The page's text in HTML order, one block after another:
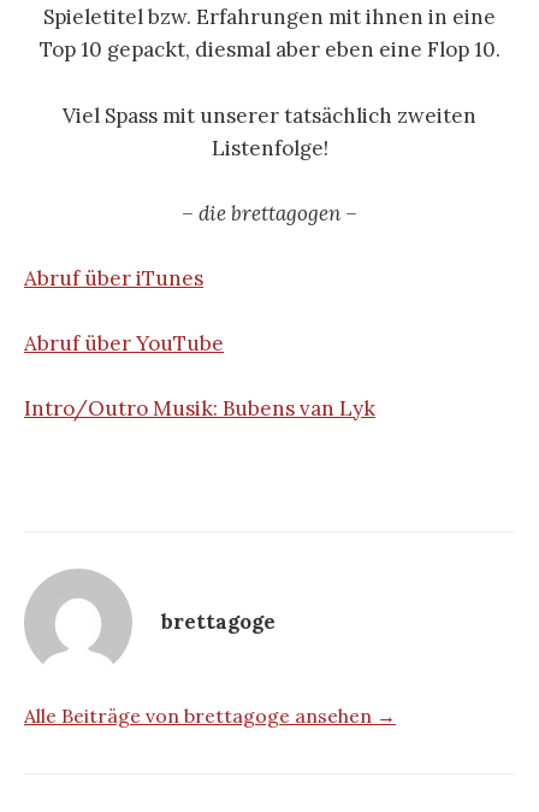
Spieletitel bzw. Erfahrungen mit ihnen in eine
Top 10 gepackt, diesmal aber eben eine Flop 10.
Viel Spass mit unserer tatsächlich zweiten
Listenfolge!
– die brettagogen –
Abruf über iTunes
Abruf über YouTube
Intro/Outro Musik: Bubens van Lyk
brettagoge
Alle Beiträge von brettagoge ansehen →